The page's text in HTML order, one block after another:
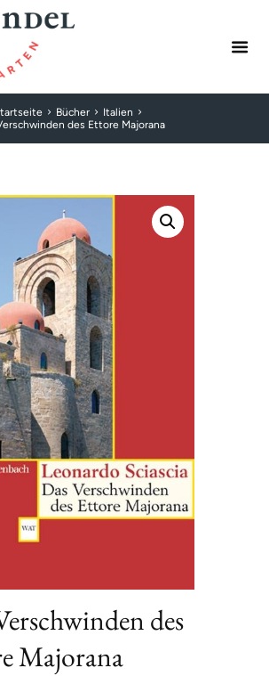
Bücher
Italien
des Ettore Majorana
des
Majorana